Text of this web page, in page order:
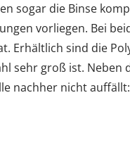
sogar die Binse
vorliegen. Bei
Erhältlich sind die
sehr groß ist. Neben
nachher nicht auffällt: